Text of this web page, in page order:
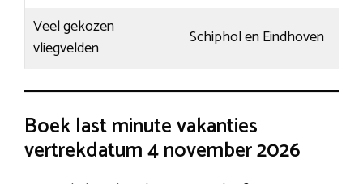
Veel gekozen
vliegvelden
Schiphol en Eindhoven
Boek last minute vakanties
vertrekdatum 4 november 2026